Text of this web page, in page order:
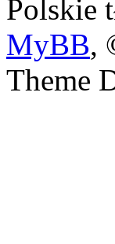
Polskie
MyBB,
Theme